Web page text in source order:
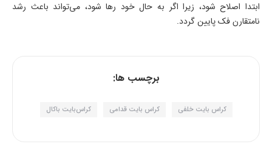
ابتدا اصلاح شود، زیرا اگر به حال خود رها شود، می‌تواند باعث رشد
نامتقارن فک پایین گردد.
برچسب ها:
کراس بایت خلفی کراس بایت قدامی کراس‌بایت باکال